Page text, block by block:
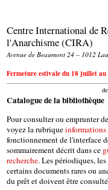
Centre International de
l'Anarchisme (CIRA)
Avenue de Beaumont 24 – 1012
Fermeture estivale du 18 juillet
de
Catalogue de la bibliothèque
Pour consulter ou emprunter
voyez la rubriqueinformations
fonctionnement de l'interface
sommairement décrit dans ce
recherche. Les périodiques,
certains documents rares ou
du prêt et doivent être